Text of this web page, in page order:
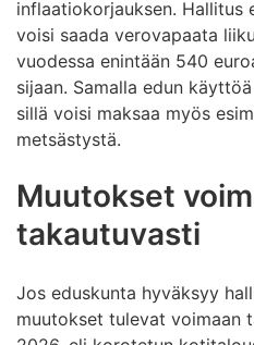
inflaatiokorjauksen. Hallitus
voisi saada verovapaata
vuodessa enintään 540
sijaan. Samalla edun
sillä voisi maksaa myös
metsästystä.
Muutokset
takautuvasti
Jos eduskunta hyväksyy
muutokset tulevat voimaan